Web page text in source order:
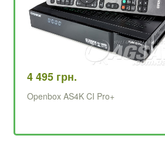
4 495 грн.
Openbox AS4K CI Pro+